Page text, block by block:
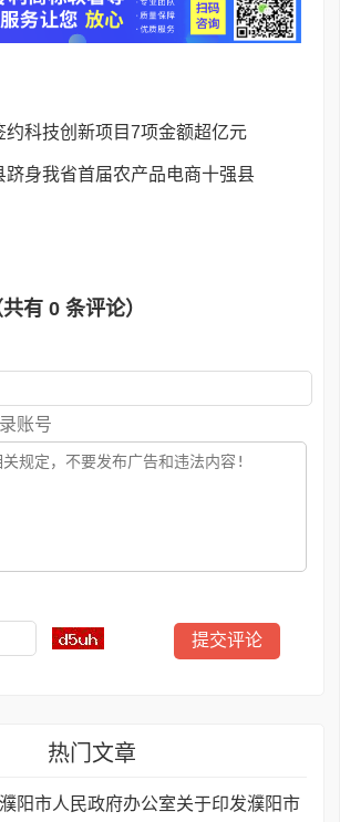
约科技创新项目7项金额超亿元
跻身我省首届农产品电商十强县
有 0 条评论）
账号
热门文章
濮阳市人民政府办公室关于印发濮阳市